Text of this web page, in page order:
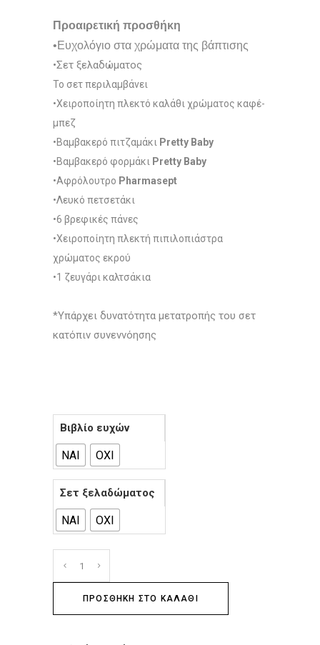
Προαιρετική προσθήκη
•Ευχολόγιο στα χρώματα της βάπτισης
•Σετ ξελαδώματος
Το σετ περιλαμβάνει
•Χειροποίητη πλεκτό καλάθι χρώματος καφέ-
μπεζ
•Βαμβακερό πιτζαμάκι Pretty Baby
•Βαμβακερό φορμάκι Pretty Baby
•Αφρόλουτρο Pharmasept
•Λευκό πετσετάκι
•6 βρεφικές πάνες
•Χειροποίητη πλεκτή πιπιλοπιάστρα
χρώματος εκρού
•1 ζευγάρι καλτσάκια
*Υπάρχει δυνατότητα μετατροπής του σετ
κατόπιν συνεννόησης
Βιβλίο ευχών
ΝΑΙ ΟΧΙ
Σετ ξελαδώματος
ΝΑΙ ΟΧΙ
ΠΡΟΣΘΉΚΗ ΣΤΟ ΚΑΛΆΘΙ